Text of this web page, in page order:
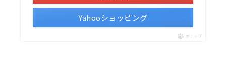
Yahooショッピング
ポチップ